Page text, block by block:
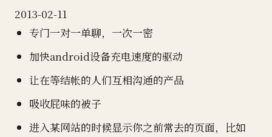
2013-02-11
专门一对一单聊，一次一密
加快android设备充电速度的驱动
让在等结帐的人们互相沟通的产品
吸收屁味的被子
进入某网站的时候显示你之前常去的页面，比如